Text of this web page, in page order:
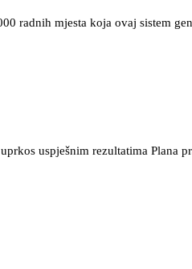
radnih mjesta koja ovaj sistem
uspješnim rezultatima Plana